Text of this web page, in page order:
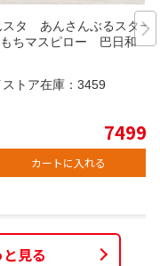
スタ あんさんぶるスター
もちマスピロー 巴日和
トア在庫： 3459
7499
カートに入れる
見る